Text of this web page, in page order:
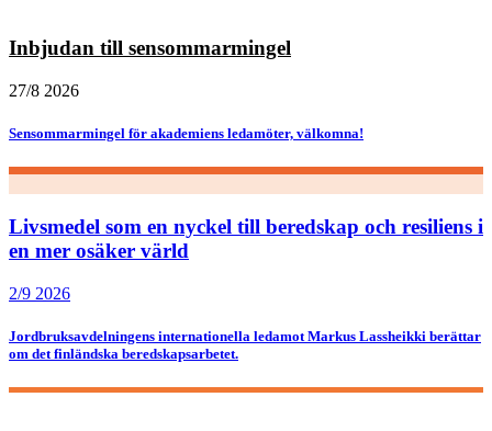
Inbjudan till sensommarmingel
27/8 2026
Sensommarmingel för akademiens ledamöter, välkomna!
Livsmedel som en nyckel till beredskap och resiliens i
en mer osäker värld
2/9 2026
Jordbruksavdelningens internationella ledamot Markus Lassheikki berättar
om det finländska beredskapsarbetet.